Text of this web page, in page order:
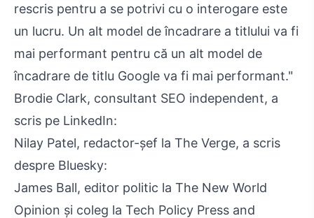
rescris pentru a se potrivi cu o interogare este
un lucru. Un alt model de încadrare a titlului va fi
mai performant pentru că un alt model de
încadrare de titlu Google va fi mai performant."
Brodie Clark, consultant SEO independent, a
scris pe LinkedIn:
Nilay Patel, redactor-șef la The Verge, a scris
despre Bluesky:
James Ball, editor politic la The New World
Opinion și coleg la Tech Policy Press and